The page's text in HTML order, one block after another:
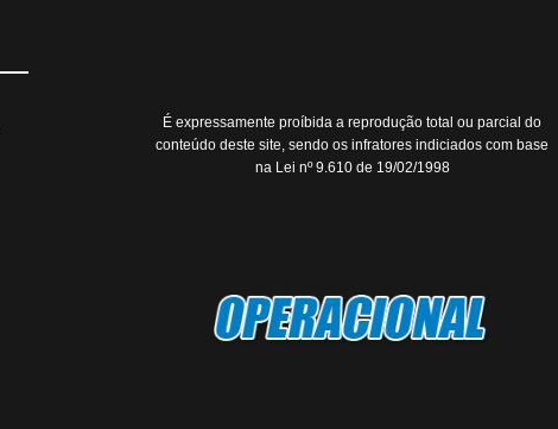
É expressamente proíbida a reprodução total ou parcial do
conteúdo deste site, sendo os infratores indiciados com base
na Lei nº 9.610 de 19/02/1998